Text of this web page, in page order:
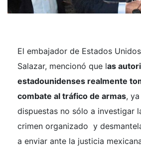
El embajador de Estados
Salazar, mencionó que las
estadounidenses realmente
combate al tráfico de armas,
dispuestas no sólo a investigar
crimen organizado y
a enviar ante la justicia